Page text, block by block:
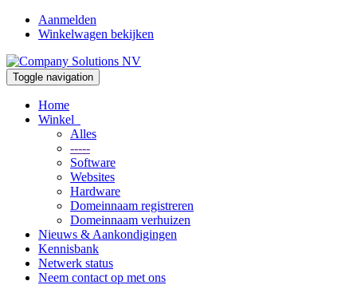
Aanmelden
Winkelwagen bekijken
Toggle navigation
Home
Winkel
Alles
-----
Software
Websites
Hardware
Domeinnaam registreren
Domeinnaam verhuizen
Nieuws & Aankondigingen
Kennisbank
Netwerk status
Neem contact op met ons